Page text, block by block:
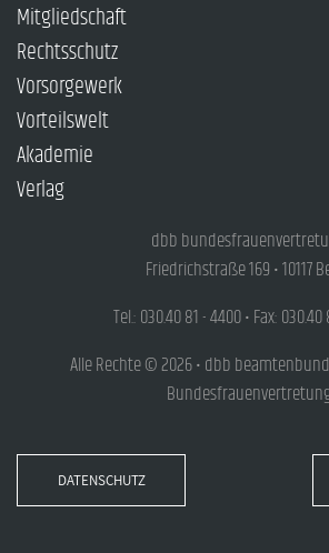
Mitgliedschaft
Rechtsschutz
Vorsorgewerk
Vorteilswelt
Akademie
Verlag
dbb
Friedrichstraße 169 • 10117
Tel.: 030.40 81 - 4400 • Fax: 030.40
Alle Rechte © 2026 • dbb
DATENSCHUTZ